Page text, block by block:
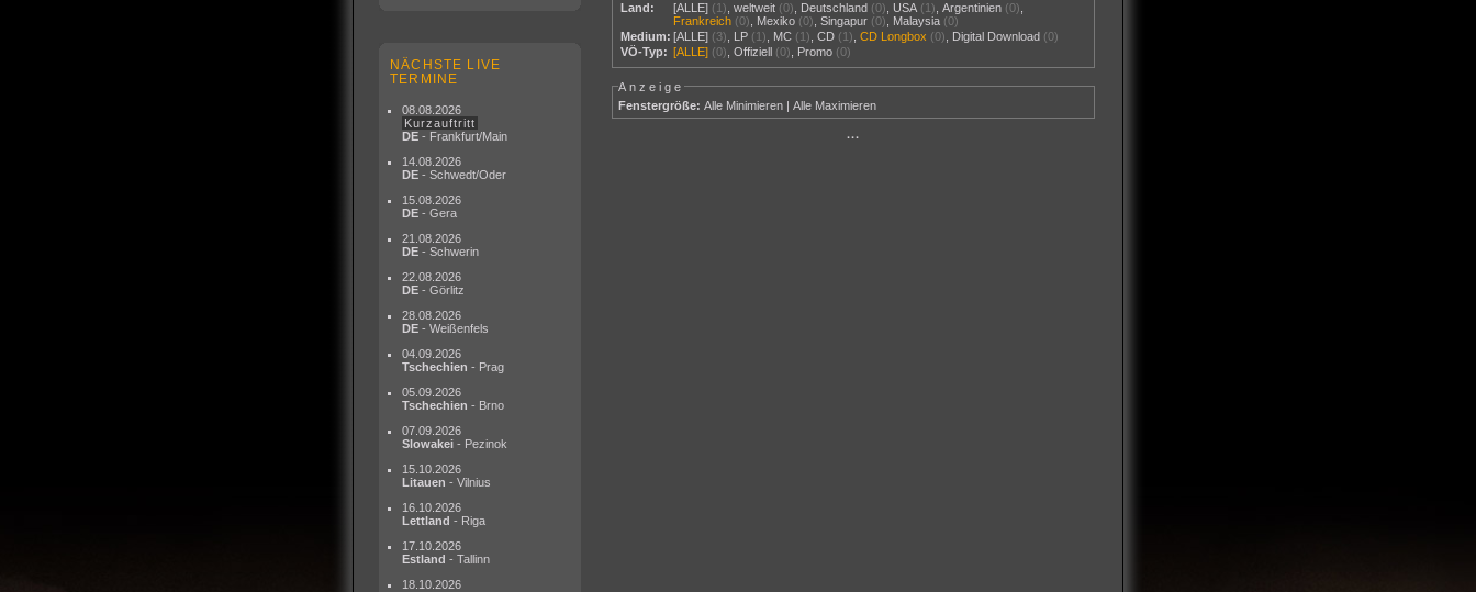
NÄCHSTE LIVE
TERMINE
08.08.2026
Kurzauftritt
DE - Frankfurt/Main
14.08.2026
DE - Schwedt/Oder
15.08.2026
DE - Gera
21.08.2026
DE - Schwerin
22.08.2026
DE - Görlitz
28.08.2026
DE - Weißenfels
04.09.2026
Tschechien - Prag
05.09.2026
Tschechien - Brno
07.09.2026
Slowakei - Pezinok
15.10.2026
Litauen - Vilnius
16.10.2026
Lettland - Riga
17.10.2026
Estland - Tallinn
18.10.2026
Land:
[ALLE] (1) ,weltweit (0) Deutschland (0) USA (1) ,Argentinien (0)
Frankreich (0) Mexiko (0) ,Singapur (0) Malaysia (0)
Medium: [ALLE] (3) LP (1) MC (1) ,CD (1) ,CD Longbox (0) Digital Download (0)
VÖ-Typ: [ALLE] (0) ,Offiziell (0) Promo (0)
Anzeige
Fenstergröße: Alle Minimieren |Alle Maximieren
···